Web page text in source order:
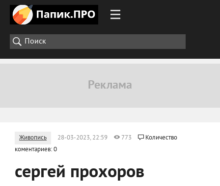
Живопись 28-03-2023, 22:59 773
Количество
коментариев: 0
сергей прохоров